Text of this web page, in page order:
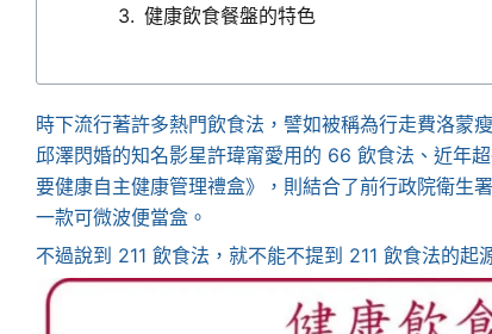
健康飲食餐盤的特色
時下流行著許多熱門飲食法，譬如被稱為行走費洛蒙
邱澤閃婚的知名影星許瑋甯愛用的 66 飲食法、近年
要健康自主健康管理禮盒》，則結合了前行政院衛生
一款可微波便當盒。
不過說到 211 飲食法，就不能不提到 211 飲食法的起